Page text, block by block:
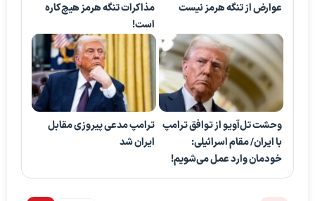
عوارض از تنگه هرمز نیست
مذاکرات تنگه هرمز هیچ‌کاره
است!
وحشت تل‌آویو از توافق ترامپ
با ایران/ مقام اسرائیلی:
خودمان وارد عمل می‌شویم!
ترامپ مدعی پیروزی مقابل
ایران شد